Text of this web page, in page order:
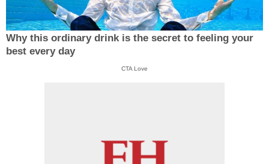
Why this ordinary drink is the secret to feeling your
best every day
CTA Love